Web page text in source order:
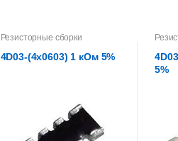
Резисторные сборки
4D03-(4х0603) 1 кОм 5%
5%